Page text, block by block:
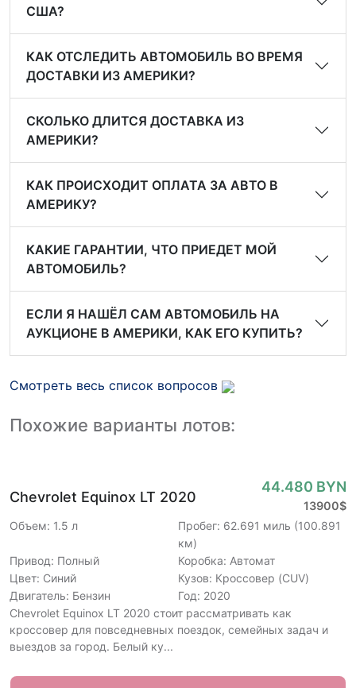
США?
КАК ОТСЛЕДИТЬ АВТОМОБИЛЬ ВО ВРЕМЯ
ДОСТАВКИ ИЗ АМЕРИКИ?
СКОЛЬКО ДЛИТСЯ ДОСТАВКА ИЗ
АМЕРИКИ?
КАК ПРОИСХОДИТ ОПЛАТА ЗА АВТО В
АМЕРИКУ?
КАКИЕ ГАРАНТИИ, ЧТО ПРИЕДЕТ МОЙ
АВТОМОБИЛЬ?
ЕСЛИ Я НАШЁЛ САМ АВТОМОБИЛЬ НА
АУКЦИОНЕ В АМЕРИКИ, КАК ЕГО КУПИТЬ?
Смотреть весь список вопросов
Похожие варианты лотов:
Chevrolet Equinox LT 2020
44.480 BYN
13900$
Объем: 1.5 л
Пробег: 62.691 миль (100.891
км)
Привод: Полный
Коробка: Автомат
Цвет: Синий
Кузов: Кроссовер (CUV)
Двигатель: Бензин
Год: 2020
Chevrolet Equinox LT 2020 стоит рассматривать как
кроссовер для повседневных поездок, семейных задач и
выездов за город. Белый ку...